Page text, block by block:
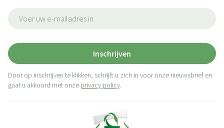
Inschrijven
Door op inschrijven te klikken, schrijft u zich in voor onze nieuwsbrief en
gaat u akkoord met onze privacy policy.